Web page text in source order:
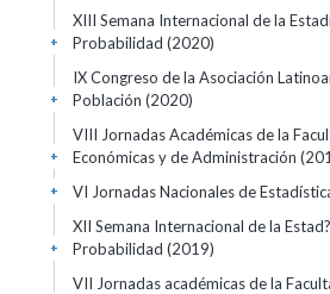
XIII Semana Internacional de la
Probabilidad (2020)
+
IX Congreso de la Asociación
Población (2020)
+
VIII Jornadas Académicas de la
Económicas y de Administración
+
VI Jornadas Nacionales de
+
XII Semana Internacional de la
Probabilidad (2019)
+
VII Jornadas académicas de la